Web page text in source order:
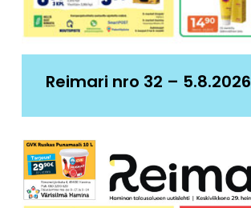
Reimari nro 32 – 5.8.2026